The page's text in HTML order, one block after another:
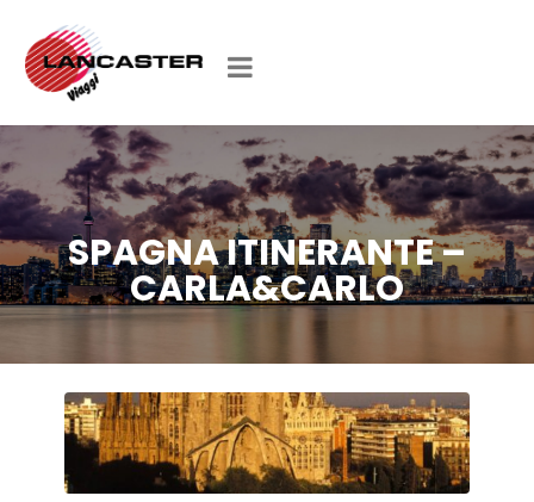
SPAGNA ITINERANTE –
CARLA&CARLO